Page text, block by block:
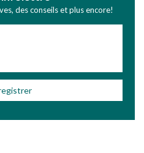
des conseils et plus encore!